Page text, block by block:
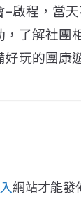
–啟程，當
，了解社團
好玩的團康
網站才能發